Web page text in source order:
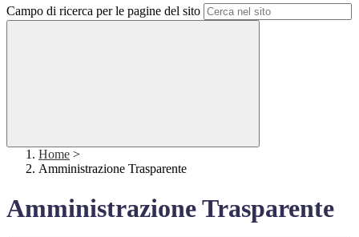
Campo di ricerca per le pagine del sito
Home >
Amministrazione Trasparente
Amministrazione Trasparente